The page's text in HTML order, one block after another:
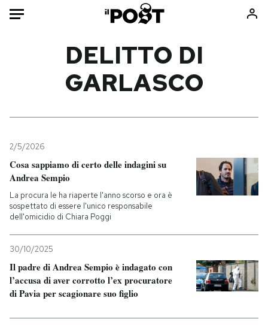
Mondo
Tecnologia
Internet
Cultura
Economia
Libri
Ok Boomer!
Europa
PODCAST
DELITTO DI
GARLASCO
2/5/2026
Cosa sappiamo di certo delle indagini su
Andrea Sempio
La procura le ha riaperte l'anno scorso e ora è
sospettato di essere l'unico responsabile
dell'omicidio di Chiara Poggi
30/10/2025
Il padre di Andrea Sempio è indagato con
l’accusa di aver corrotto l’ex procuratore
di Pavia per scagionare suo figlio